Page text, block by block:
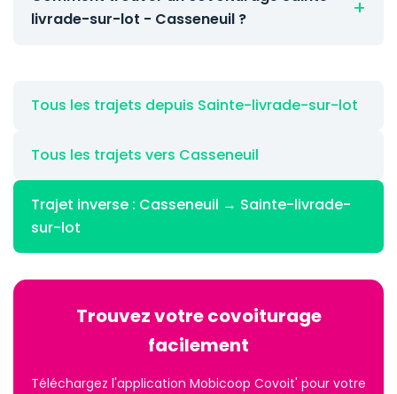
livrade-sur-lot - Casseneuil ?
Tous les trajets depuis Sainte-livrade-sur-lot
Tous les trajets vers Casseneuil
Trajet inverse : Casseneuil → Sainte-livrade-
sur-lot
Trouvez votre covoiturage
facilement
Téléchargez l'application Mobicoop Covoit' pour votre